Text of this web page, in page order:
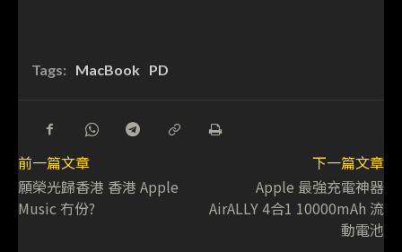
Tags: MacBook PD
前一篇文章
願榮光歸香港 香港 Apple
Music 冇份?
下一篇文章
Apple 最強充電神器
AirALLY 4合1 10000mAh 流
動電池